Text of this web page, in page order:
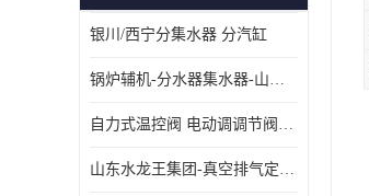
银川/西宁分集水器 分汽缸
锅炉辅机-分水器集水器-山东龙源供热设备
自力式温控阀 电动调调节阀温控阀-济南张夏水暖设备
山东水龙王集团-真空排气定压机组